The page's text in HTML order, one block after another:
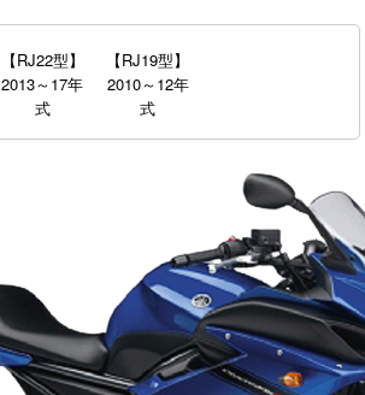
【RJ22型】
2013～17年
式
【RJ19型】
2010～12年
式